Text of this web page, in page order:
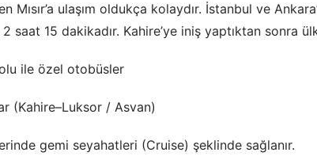
Mısır’a ulaşım oldukça kolaydır. İstanbul ve
saat 15 dakikadır. Kahire’ye iniş yaptıktan sonra
ile özel otobüsler
(Kahire–Luksor / Asvan)
gemi seyahatleri (Cruise) şeklinde sağlanır.